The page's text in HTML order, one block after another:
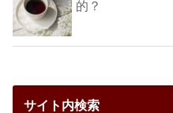
的？
サイト内検索